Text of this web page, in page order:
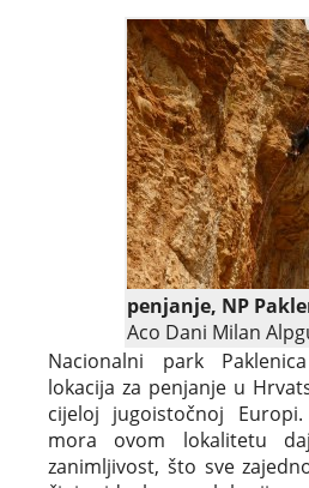
penjanje, NP
Aco Dani Milan
Nacionalni park
lokacija za penjanje u
cijeloj jugoistočnoj
mora ovom lokalitetu
zanimljivost, što sve